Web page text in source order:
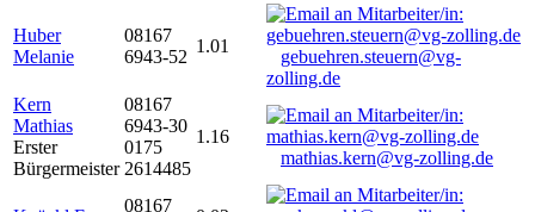
Huber
Melanie
08167
6943-52
1.01
gebuehren.steuern@vg-
zolling.de
Kern
Mathias
Erster
Bürgermeister
08167
6943-30
0175
2614485
1.16
mathias.kern@vg-zolling.de
08167